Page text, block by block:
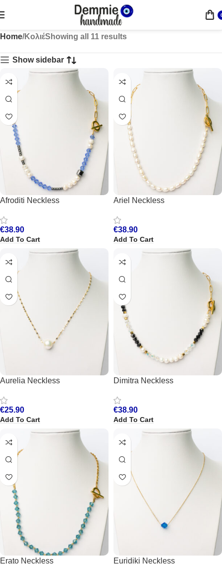
Home ΚολιέShowing all 11 results
Show sidebar
Afroditi Neckless
€38.90
Add To Cart
Ariel Neckless
€38.90
Add To Cart
Aurelia Neckless
€25.90
Add To Cart
Dimitra Neckless
€38.90
Add To Cart
Erato Neckless Euridiki Neckless